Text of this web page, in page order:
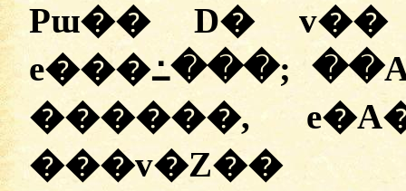
Pɯ�� D� v��
e���߸���; �
������,
���v�Z��